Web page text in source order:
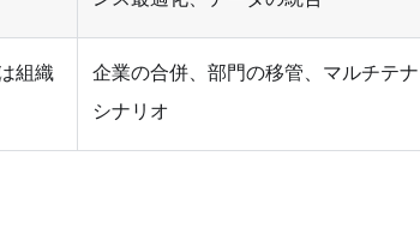
組織
企業の合併、部門の移管、マルチテ
シナリオ